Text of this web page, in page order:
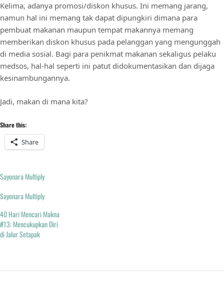
Kelima, adanya promosi/diskon khusus. Ini memang jarang,
namun hal ini memang tak dapat dipungkiri dimana para
pembuat makanan maupun tempat makannya memang
memberikan diskon khusus pada pelanggan yang mengunggah
di media sosial. Bagi para penikmat makanan sekaligus pelaku
medsos, hal-hal seperti ini patut didokumentasikan dan dijaga
kesinambungannya.
Jadi, makan di mana kita?
Share this:
Share
Sayonara Multiply
Sayonara Multiply
40 Hari Mencari Makna
#13: Mencukupkan Diri
di Jalur Setapak